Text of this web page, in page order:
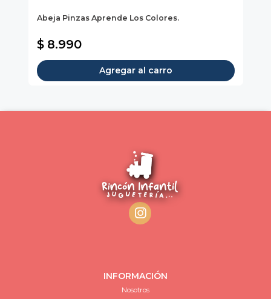
Abeja Pinzas Aprende Los Colores.
$ 8.990
Agregar al carro
INFORMACIÓN
Nosotros